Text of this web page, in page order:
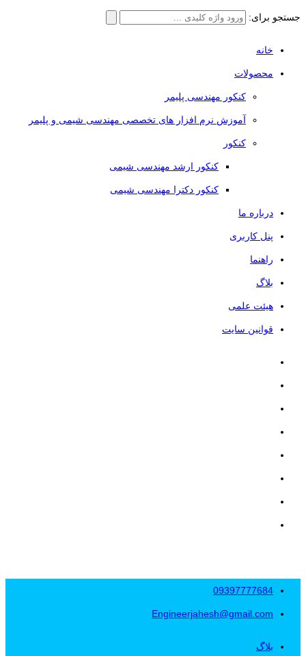
جستجو برای:
خانه
محصولات
کنکور مهندسی پلیمر
آموزش نرم افزار های تخصصی مهندسی شیمی و پلیمر
کنکور
کنکور ارشد مهندسی شیمی
کنکور دکترا مهندسی شیمی
درباره ما
پنل کاربری
راهنما
بلاگ
هیئت علمی
قوانین سایت
09397777684
Engineerjahesh@gmail.com
بلاگ